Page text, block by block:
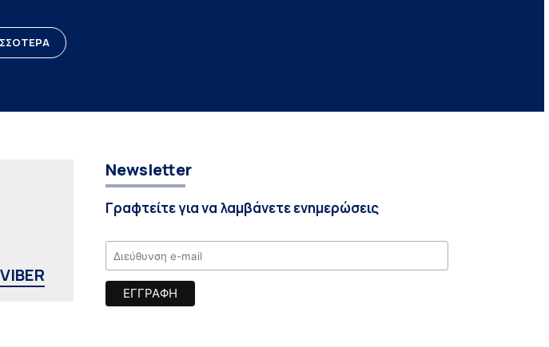
VIBER
Newsletter
Γραφτείτε για να λαμβάνετε ενημερώσεις